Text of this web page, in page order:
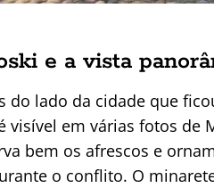
e a vista
do lado da cidade que
visível em várias fotos de
bem os afrescos e
o conflito. O